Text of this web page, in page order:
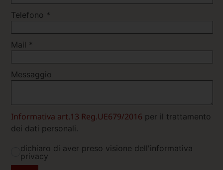
Telefono *
Mail *
Messaggio
Informativa art.13 Reg.UE679/2016 per il trattamento
dei dati personali.
dichiaro di aver preso visione dell'informativa
privacy